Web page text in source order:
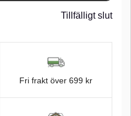
Tillfälligt slut
Fri frakt över 699 kr